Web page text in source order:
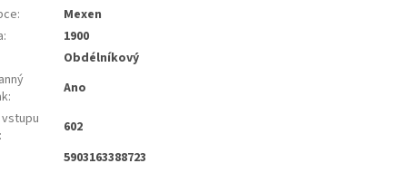
:
Mexen
:
1900
Obdélníkový
:
Ano
:
602
5903163388723